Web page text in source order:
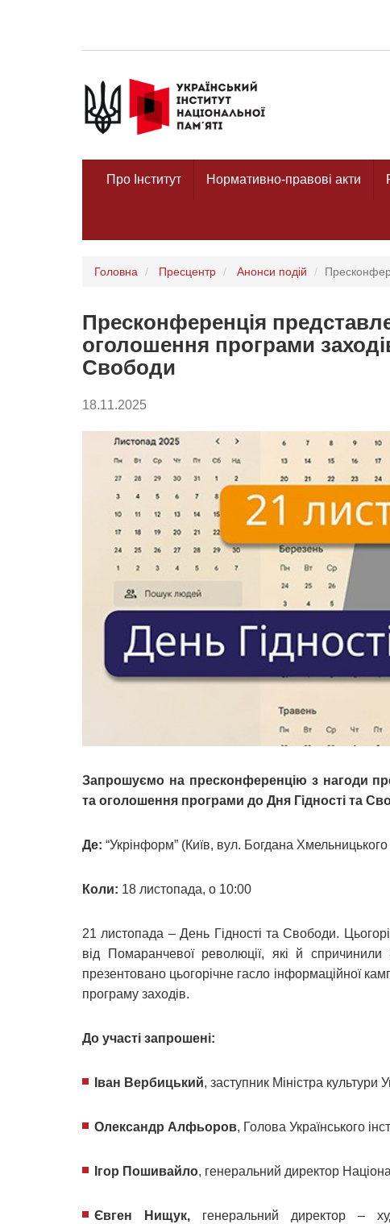
Про Інститут Нормативно-правові акти
Головна Пресцентр Анонси подій
Пресконференція
оголошення програми
Свободи
18.11.2025
Запрошуємо на пресконференцію з нагоди
та оголошення програми до Дня Гідності та
Де: “Укрінформ” (Київ, вул. Богдана
Коли: 18 листопада, о 10:00
21 листопада – День Гідності та Свободи.
від Помаранчевої революції, які й
презентовано цьогорічне гасло інформаційної
програму заходів.
До участі запрошені:
Іван Вербицький, заступник Міністра культури
Олександр Алфьоров, Голова Українського
Ігор Пошивайло, генеральний директор
Євген Нищук, генеральний директор –